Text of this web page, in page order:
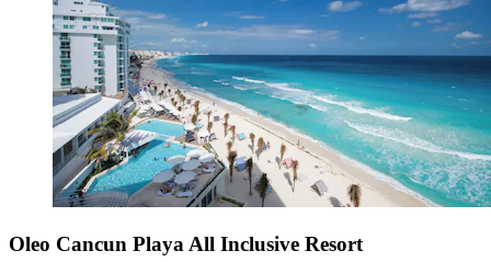
Oleo Cancun Playa All Inclusive Resort